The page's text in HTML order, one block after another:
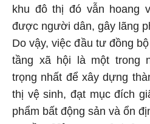
khu đô thị đó vẫn hoang
được người dân, gây lãng
Do vậy, việc đầu tư đồng
tầng xã hội là một trong
trọng nhất để xây dựng
thị vệ sinh, đạt mục đích
phẩm bất động sản và ổn